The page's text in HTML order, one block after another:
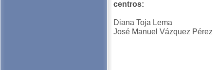
centros:
Diana Toja Lema
José Manuel Vázquez Pérez